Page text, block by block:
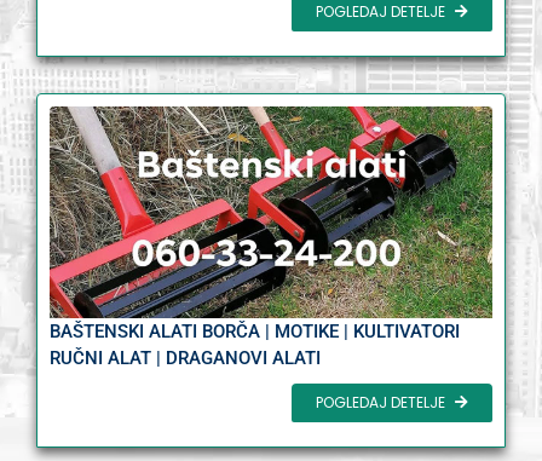
POGLEDAJ DETELJE
BAŠTENSKI ALATI BORČA | MOTIKE | KULTIVATORI
RUČNI ALAT | DRAGANOVI ALATI
POGLEDAJ DETELJE